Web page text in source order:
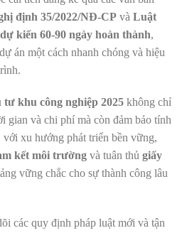
định 35/2022/NĐ-CP và Luật
kiến 60-90 ngày hoàn thành,
án một cách nhanh chóng và hiệu
tư khu công nghiệp 2025 không chỉ
gian và chi phí mà còn đảm bảo tính
xu hướng phát triển bền vững,
kết môi trường và tuân thủ giấy
vững chắc cho sự thành công lâu
các quy định pháp luật mới và tận